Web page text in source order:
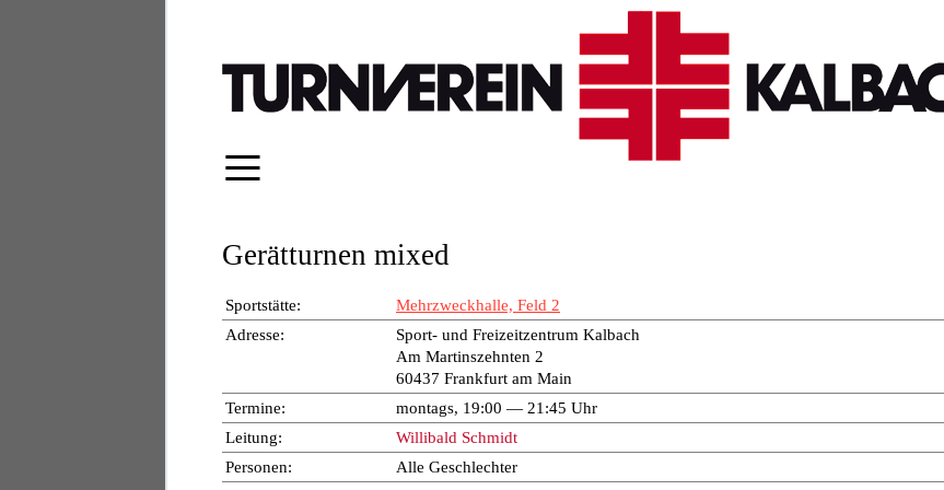
≡
Gerätturnen mixed
Sportstätte:
Mehrzweckhalle, Feld 2
Adresse:
Sport- und Freizeitzentrum Kalbach
Am Martinszehnten 2
60437 Frankfurt am Main
Termine:
montags, 19:00 — 21:45 Uhr
Leitung:
Willibald Schmidt
Personen:
Alle Geschlechter